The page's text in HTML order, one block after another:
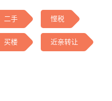
二手 悭税
买楼 近亲转让